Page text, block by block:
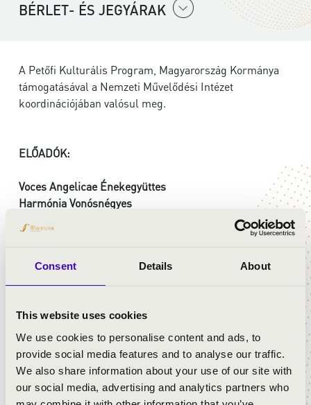
Consent Details About
This website uses cookies
We use cookies to personalise content and ads, to
provide social media features and to analyse our traffic.
We also share information about your use of our site with
our social media, advertising and analytics partners who
BÉRLET- ÉS JEGYÁRAK
A Petőfi Kulturális Program, Magyarország Kormánya
támogatásával a Nemzeti Művelődési Intézet
koordinációjában valósul meg.
ELŐADÓK:
Voces Angelicae Énekegyüttes
Harmónia Vonósnégyes
vezényel:
MŰSOR:
Jacobus Gallus Handl: Praeparate corda vestra
Michael Haydn: Missa Sancti Leopoldi - Kyrie
Michael Haydn: Missa Sancti Leopoldi - Gloria
Jacobus Gallus Handl: Regnum mundi - Zsoltár
Jacobus Gallus Handl: Haec es dies - Alleluja